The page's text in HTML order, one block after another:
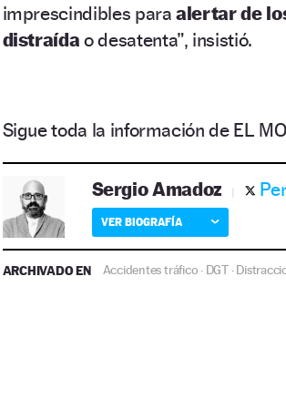
imprescindibles paraalertar de
distraída o desatenta”, insistió.
Sigue toda la información de EL
Sergio Amadoz
VER BIOGRAFÍA
ARCHIVADO EN Accidentes tráfico · DGT ·